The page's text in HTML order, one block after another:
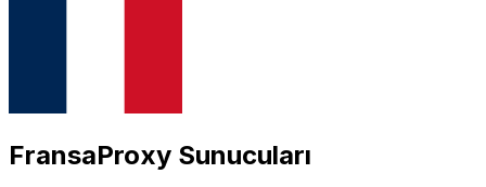
FransaProxy Sunucuları